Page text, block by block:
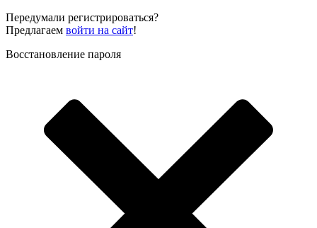
Передумали регистрироваться?
Предлагаем войти на сайт!
Восстановление пароля